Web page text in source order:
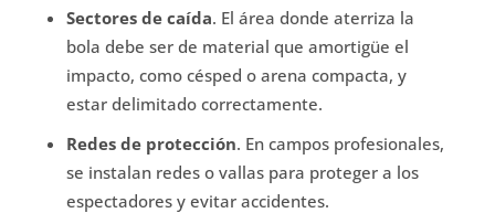
Sectores de caída. El área donde aterriza la
bola debe ser de material que amortigüe el
impacto, como césped o arena compacta, y
estar delimitado correctamente.
Redes de protección. En campos profesionales,
se instalan redes o vallas para proteger a los
espectadores y evitar accidentes.